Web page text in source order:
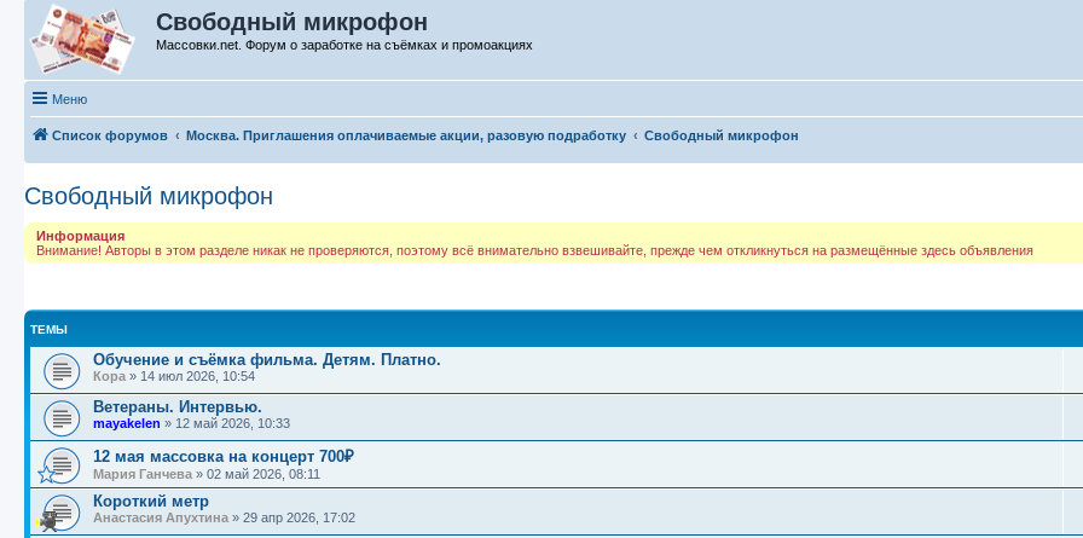
Свободный микрофон
Массовки.net. Форум о заработке на съёмках и промоакциях
Меню
Список форумов Москва. Приглашения оплачиваемые акции, разовую подработку Свободный микрофон
Свободный микрофон
Информация
Внимание! Авторы в этом разделе никак не проверяются, поэтому всё внимательно взвешивайте, прежде чем откликнуться на размещённые здесь объявления
ТЕМЫ
Обучение и съёмка фильма. Детям. Платно.
Кора » 14 июл 2026, 10:54
Ветераны. Интервью.
mayakelen » 12 май 2026, 10:33
12 мая массовка на концерт 700₽
Мария Ганчева » 02 май 2026, 08:11
Короткий метр
Анастасия Апухтина » 29 апр 2026, 17:02